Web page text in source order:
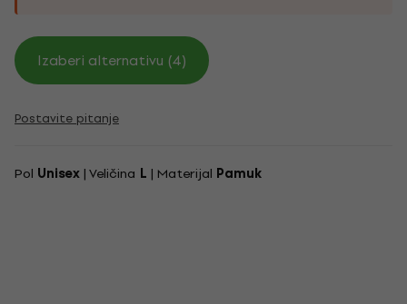
Izaberi alternativu (4)
Postavite pitanje
Pol Unisex | Veličina L | Materijal Pamuk